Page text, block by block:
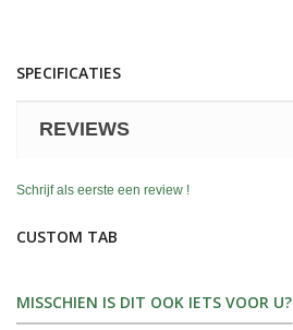
SPECIFICATIES
REVIEWS
Schrijf als eerste een review !
CUSTOM TAB
MISSCHIEN IS DIT OOK IETS VOOR U?